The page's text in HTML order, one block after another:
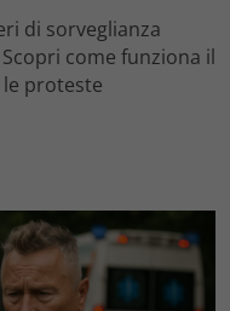
di sorveglianza
come funziona il
proteste